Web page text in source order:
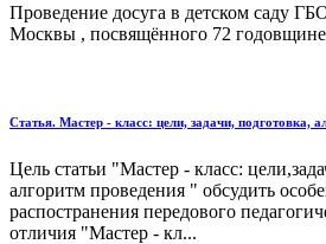
Проведение досуга в детском саду
Москвы , посвящённого 72
Статья. Мастер - класс: цели, задачи, подготовка,
Цель статьи "Мастер - класс:
алгоритм проведения " обсудить
распостранения передового
отличия "Мастер - кл...